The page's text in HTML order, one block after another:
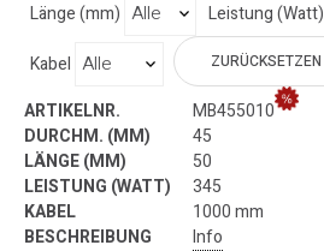
Länge (mm)
Leistung (Watt)
Kabel
ZURÜCKSETZEN
MB455010
45
50
345
1000 mm
Info